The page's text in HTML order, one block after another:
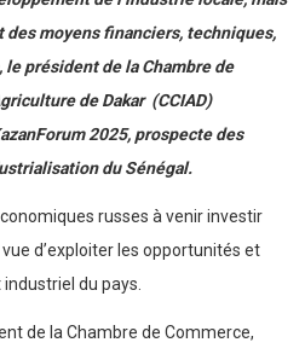
moyens financiers, techniques,
le président de la Chambre de
de Dakar (CCIAD)
2025, prospecte des
du Sénégal.
russes à venir investir
d’exploiter les opportunités et
du pays.
de la Chambre de Commerce,